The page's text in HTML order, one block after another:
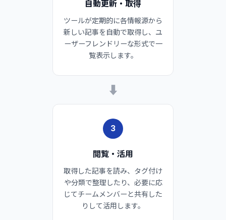
自動更新・取得
ツールが定期的に各情報源から
新しい記事を自動で取得し、ユ
ーザーフレンドリーな形式で一
覧表示します。
➡
3
閲覧・活用
取得した記事を読み、タグ付け
や分類で整理したり、必要に応
じてチームメンバーと共有した
りして活用します。